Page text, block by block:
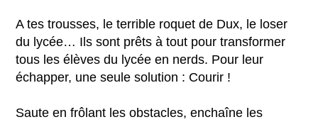
A tes trousses, le terrible roquet de Dux, le loser
du lycée… Ils sont prêts à tout pour transformer
tous les élèves du lycée en nerds. Pour leur
échapper, une seule solution : Courir !
Saute en frôlant les obstacles, enchaîne les